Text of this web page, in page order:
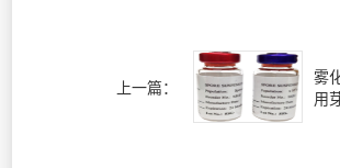
上一篇：
雾
用